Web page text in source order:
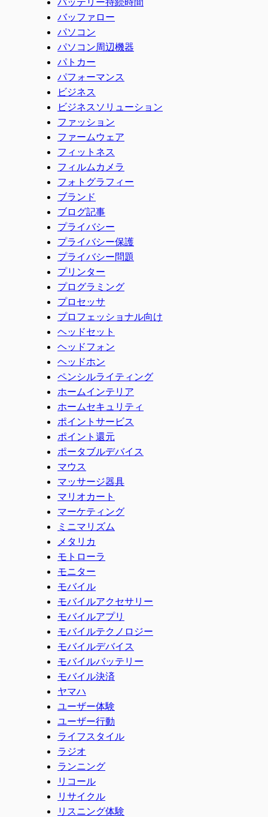
バッファロー
パソコン
パソコン周辺機器
パトカー
パフォーマンス
ビジネス
ビジネスソリューション
ファッション
ファームウェア
フィットネス
フィルムカメラ
フォトグラフィー
ブランド
ブログ記事
プライバシー
プライバシー保護
プライバシー問題
プリンター
プログラミング
プロセッサ
プロフェッショナル向け
ヘッドセット
ヘッドフォン
ヘッドホン
ペンシルライティング
ホームインテリア
ホームセキュリティ
ポイントサービス
ポイント還元
ポータブルデバイス
マウス
マッサージ器具
マリオカート
マーケティング
ミニマリズム
メタリカ
モトローラ
モニター
モバイル
モバイルアクセサリー
モバイルアプリ
モバイルテクノロジー
モバイルデバイス
モバイルバッテリー
モバイル決済
ヤマハ
ユーザー体験
ユーザー行動
ライフスタイル
ラジオ
ランニング
リコール
リサイクル
リスニング体験